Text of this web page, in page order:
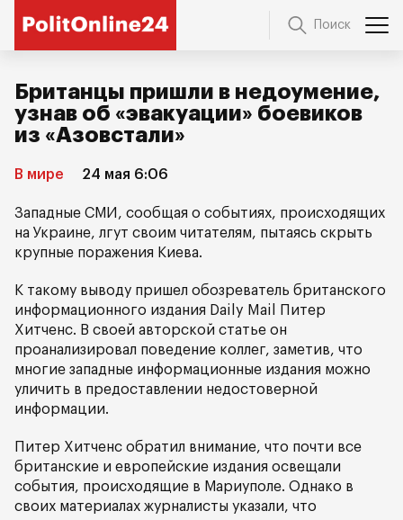
Поиск
Британцы пришли в недоумение,
узнав об «эвакуации» боевиков
из «Азовстали»
В мире 24 мая 6:06
Западные СМИ, сообщая о событиях, происходящих
на Украине, лгут своим читателям, пытаясь скрыть
крупные поражения Киева.
К такому выводу пришел обозреватель британского
информационного издания Daily Mail Питер
Хитченс. В своей авторской статье он
проанализировал поведение коллег, заметив, что
многие западные информационные издания можно
уличить в предоставлении недостоверной
информации.
Питер Хитченс обратил внимание, что почти все
британские и европейские издания освещали
события, происходящие в Мариуполе. Однако в
своих материалах журналисты указали, что